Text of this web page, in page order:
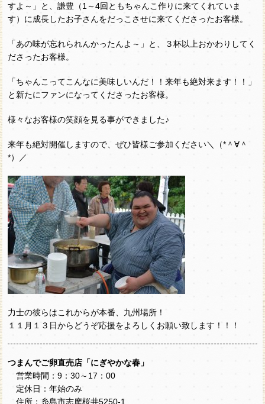
すよ～」と、謙豊（1～4回ともちゃんこ作りに来てくれていま
す）に成長したお子さんをだっこさせに来てくださったお客様。
「あの味が忘れられんかったんよ～」と、３杯以上おかわりしてく
ださったお客様。
「ちゃんこってこんなに美味しいんだ！！来年も絶対来ます！！」
と新たにファンになってくださったお客様。
様々なお客様の笑顔を見る事ができました♪
来年も絶対開催しますので、ぜひ皆様ご参加ください＼（*＾∀＾
*）／
力士の彼らはこれからが本番、九州場所！
１１月１３日からどうぞ応援をよろしくお願い致します！！！
つまんでご卵直売店「にぎやかな春」
営業時間：9：30～17：00
定休日：年始のみ
住所：糸島市志摩桜井5250-1